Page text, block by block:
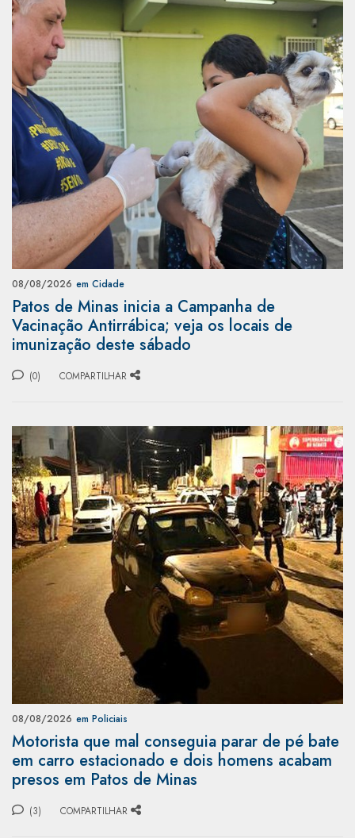
08/08/2026 em Cidade
Patos de Minas inicia a Campanha de
Vacinação Antirrábica; veja os locais de
imunização deste sábado
(0) COMPARTILHAR
08/08/2026 em Policiais
Motorista que mal conseguia parar de pé bate
em carro estacionado e dois homens acabam
presos em Patos de Minas
(3) COMPARTILHAR